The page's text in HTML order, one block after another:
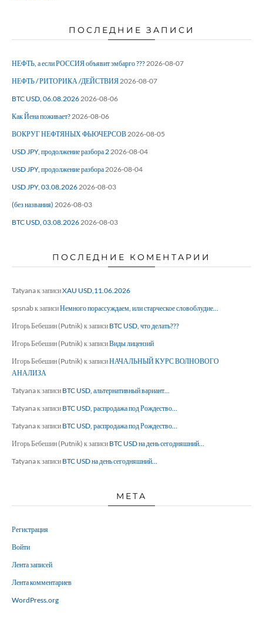
ПОСЛЕДНИЕ ЗАПИСИ
НЕФТЬ, а если РОССИЯ объявит эмбарго ??? 2026-08-07
НЕФТЬ / РИТОРИКА /ДЕЙСТВИЯ 2026-08-07
BTC USD, 06.08.2026 2026-08-06
Как Йена поживает? 2026-08-06
ВОКРУГ НЕФТЯНЫХ ФЬЮЧЕРСОВ 2026-08-05
USD JPY, продолжение разбора 2 2026-08-04
USD JPY, продолжение разбора 2026-08-04
USD JPY, 03.08.2026 2026-08-03
(без названия) 2026-08-03
BTC USD, 03.08.2026 2026-08-03
ПОСЛЕДНИЕ КОМЕНТАРИИ
Tatyanaк записиXAU USD,11.06.2026
spsnabк записиНемного порассуждаем, или старческое словоблудие…
Игорь Бебешин (Putnik) к записи BTC USD, что делать???
Игорь Бебешин (Putnik) к записиВиды лицензий
Игорь Бебешин (Putnik) к записиНАЧАЛЬНЫЙ КУРС ВОЛНОВОГО
АНАЛИЗА
Tatyanaк записи BTC USD, альтернативный вариант…
Tatyanaк записи BTC USD, распродажа под Рождество…
Tatyanaк записи BTC USD, распродажа под Рождество…
Игорь Бебешин (Putnik) к записи BTC USD на день сегодняшний…
Tatyanaк записи BTC USD на день сегодняшний…
МЕТА
Регистрация
Войти
Лента записей
Лента комментариев
WordPress.org